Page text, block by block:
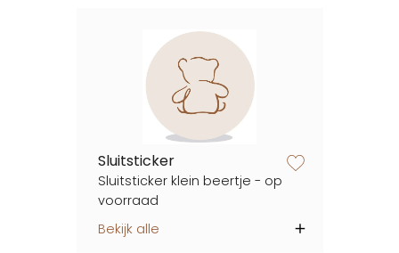
Sluitsticker
Sluitsticker klein beertje - op
voorraad
Bekijk alle